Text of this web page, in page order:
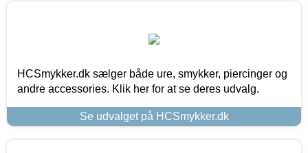
HCSmykker.dk sælger både ure, smykker, piercinger og
andre accessories. Klik her for at se deres udvalg.
Se udvalget på HCSmykker.dk